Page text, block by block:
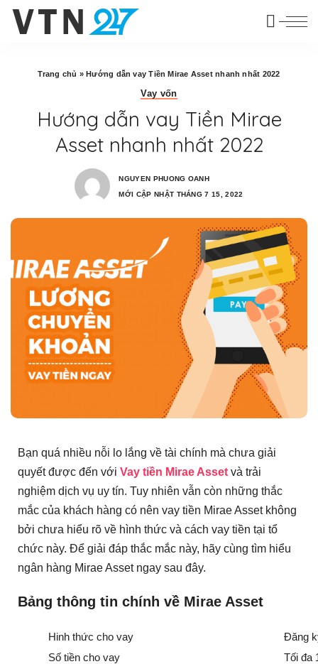
Trang chủ »Hướng dẫn vay Tiền Mirae Asset nhanh nhất 2022
Vay vốn
Hướng dẫn vay Tiền Mirae
Asset nhanh nhất 2022
NGUYEN PHUONG OANH
MỚI CẬP NHẬT THÁNG 7 15, 2022
Bạn quá nhiều nỗi lo lắng về tài chính mà chưa giải
quyết được đến với Vay tiền Mirae Asset và trải
nghiệm dịch vụ uy tín. Tuy nhiên vẫn còn những thắc
mắc của khách hàng có nên vay tiền Mirae Asset không
bởi chưa hiểu rõ về hình thức và cách vay tiền tại tổ
chức này. Để giải đáp thắc mắc này, hãy cùng tìm hiểu
ngân hàng Mirae Asset ngay sau đây.
Bảng thông tin chính về Mirae Asset
Hinh thức cho vay
Đăng
Số tiền cho vay
Tối đa